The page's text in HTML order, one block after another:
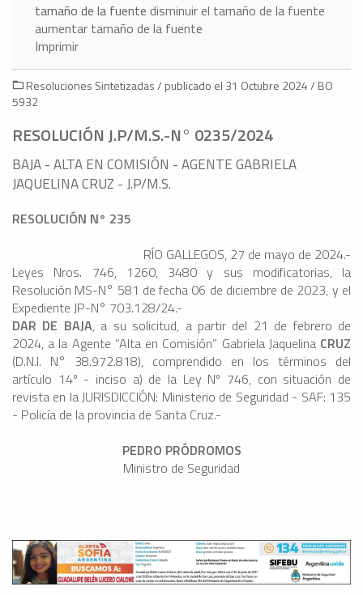
tamaño de la fuente disminuir el tamaño de la fuente
aumentar tamaño de la fuente
Imprimir
Resoluciones Sintetizadas / publicado el 31 Octubre 2024 / BO
5932
RESOLUCIÓN J.P/M.S.-N° 0235/2024
BAJA - ALTA EN COMISIÓN - AGENTE GABRIELA
JAQUELINA CRUZ - J.P/M.S.
RESOLUCIÓN N° 235
RÍO GALLEGOS, 27 de mayo de 2024.-
Leyes Nros. 746, 1260, 3480 y sus modificatorias, la
Resolución MS-N° 581 de fecha 06 de diciembre de 2023, y el
Expediente JP-N° 703.128/24.-
DAR DE BAJA, a su solicitud, a partir del 21 de febrero de
2024, a la Agente “Alta en Comisión” Gabriela Jaquelina CRUZ
(D.N.I. N° 38.972.818), comprendido en los términos del
artículo 14º - inciso a) de la Ley Nº 746, con situación de
revista en la JURISDICCIÓN: Ministerio de Seguridad - SAF: 135
- Policía de la provincia de Santa Cruz.-
PEDRO PRÓDROMOS
Ministro de Seguridad